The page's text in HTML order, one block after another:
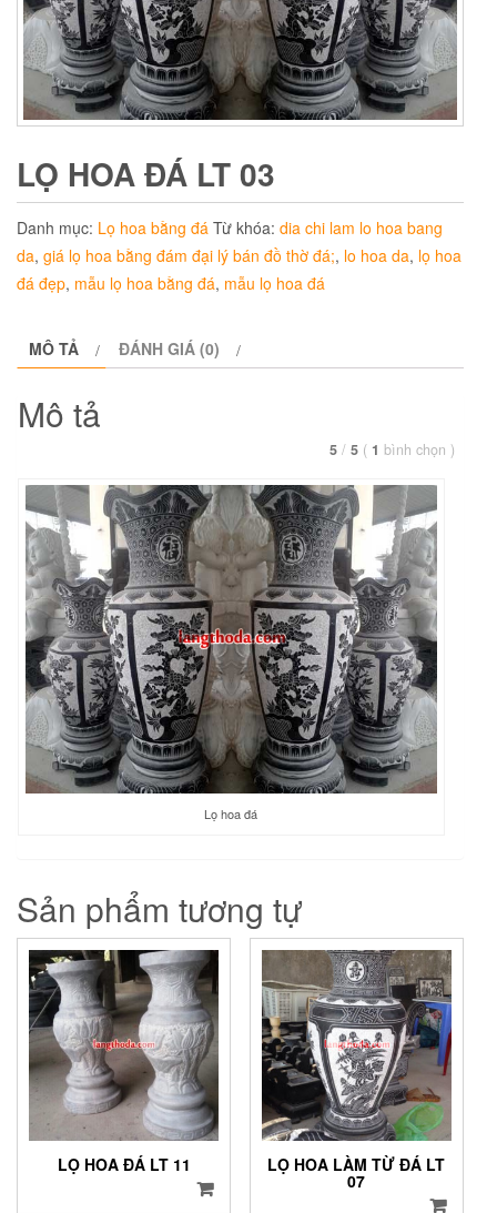
LỌ HOA ĐÁ LT 03
Danh mục: Lọ hoa bằng đá Từ khóa: dia chi lam lo hoa bang
da, giá lọ hoa bằng đám đại lý bán đồ thờ đá;, lo hoa da, lọ hoa
đá đẹp, mẫu lọ hoa bằng đá, mẫu lọ hoa đá
MÔ TẢ ĐÁNH GIÁ (0)
Mô tả
5 / 5 ( 1 bình chọn )
Lọ hoa đá
Sản phẩm tương tự
LỌ HOA ĐÁ LT 11 LỌ HOA LÀM TỪ ĐÁ LT
07